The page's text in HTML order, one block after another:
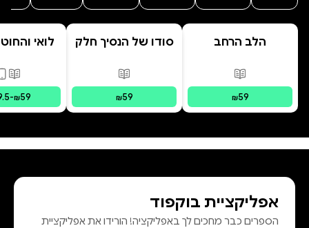
הלב הרחב
פורמטים זמינים מודפס
₪59
סודו של הנסיך חלק
הנסתר
פורמטים זמינים
מודפס
₪59
לואי
-₪59
אפליקציית בוקפוד
הספרים כבר מחכים לך באפליקציה! הורידו את אפליקציית